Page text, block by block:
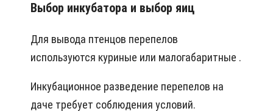
Выбор инкубатора и выбор яиц
Для вывода птенцов перепелов
используются куриные или малогабаритные .
Инкубационное разведение перепелов на
даче требует соблюдения условий.